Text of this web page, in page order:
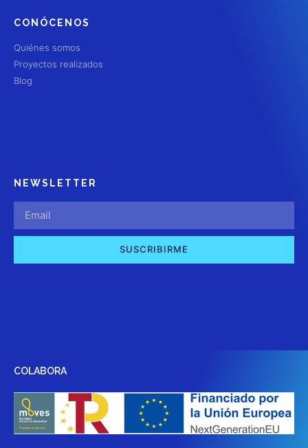
CONÓCENOS
Quiénes somos
Proyectos realizados
Blog
NEWSLETTER
SUSCRIBIRME
COLABORA